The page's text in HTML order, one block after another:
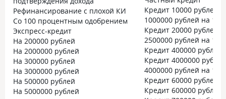
Рефинансирование с плохой КИ
Со 100 процентным одобрением
Экспресс-кредит
На 200000 рублей
На 2000000 рублей
На 300000 рублей
На 3000000 рублей
На 500000 рублей
На 5000000 рублей
Кредит 10000 рублей
1000000 рублей на 10
Кредит 20000 рублей
2500000 рублей на 15
Кредит 400000 рублей
Кредит 4000000 рублей
4000000 рублей на 15
Кредит 60000 рублей
Кредит 600000 рублей